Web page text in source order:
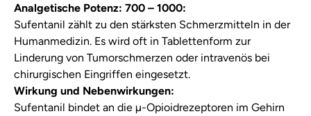
Analgetische Potenz: 700 – 1000:
Sufentanil zählt zu den stärksten Schmerzmitteln in der
Humanmedizin. Es wird oft in Tablettenform zur
Linderung von Tumorschmerzen oder intravenös bei
chirurgischen Eingriffen eingesetzt.
Wirkung und Nebenwirkungen:
Sufentanil bindet an die µ-Opioidrezeptoren im Gehirn